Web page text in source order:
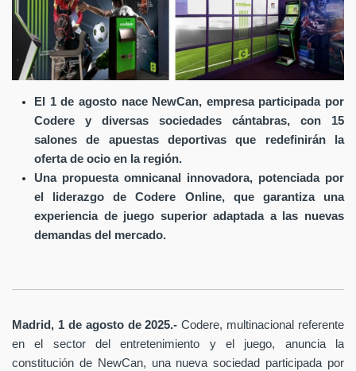
El 1 de agosto nace NewCan, empresa participada por
Codere y diversas sociedades cántabras, con 15
salones de apuestas deportivas que redefinirán la
oferta de ocio en la región.
Una propuesta omnicanal innovadora, potenciada por
el liderazgo de Codere Online, que garantiza una
experiencia de juego superior adaptada a las nuevas
demandas del mercado.
Madrid, 1 de agosto de 2025.-Codere, multinacional referente
en el sector del entretenimiento y el juego, anuncia la
constitución de NewCan, una nueva sociedad participada por